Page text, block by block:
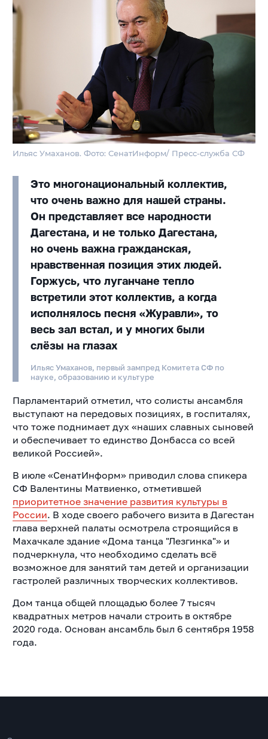
Ильяс Умаханов. Фото: СенатИнформ/ Пресс-служба СФ
Это многонациональный коллектив,
что очень важно для нашей страны.
Он представляет все народности
Дагестана, и не только Дагестана,
но очень важна гражданская,
нравственная позиция этих людей.
Горжусь, что луганчане тепло
встретили этот коллектив, а когда
исполнялось песня «Журавли», то
весь зал встал, и у многих были
слёзы на глазах
Ильяс Умаханов, первый зампред Комитета СФ по
науке, образованию и культуре
Парламентарий отметил, что солисты ансамбля
выступают на передовых позициях, в госпиталях,
что тоже поднимает дух «наших славных сыновей
и обеспечивает то единство Донбасса со всей
великой Россией».
В июле «СенатИнформ» приводил слова спикера
СФ Валентины Матвиенко, отметившей
приоритетное значение развития культуры в
России. В ходе своего рабочего визита в Дагестан
глава верхней палаты осмотрела строящийся в
Махачкале здание «Дома танца "Лезгинка"» и
подчеркнула, что необходимо сделать всё
возможное для занятий там детей и организации
гастролей различных творческих коллективов.
Дом танца общей площадью более 7 тысяч
квадратных метров начали строить в октябре
2020 года. Основан ансамбль был 6 сентября 1958
года.